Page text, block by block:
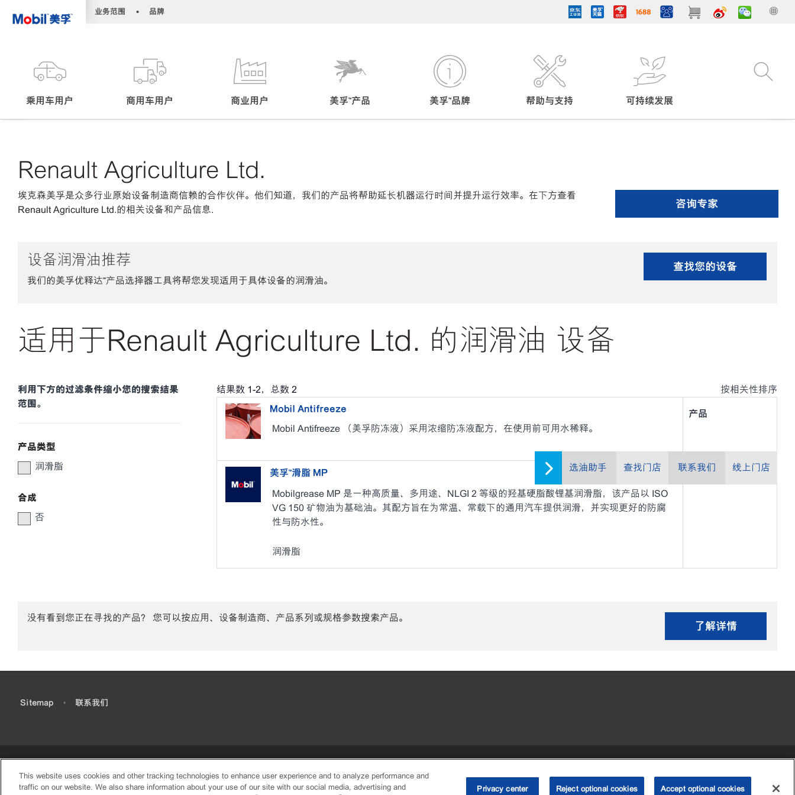
业务范围 • 品牌
乘用车用户 商用车用户 商业用户 美孚™产品 美孚™品牌 帮助与支持 可持续发展
选油助手 查找门店 联系我们 线上门店
Renault Agriculture Ltd.
埃克森美孚是众多行业原始设备制造商信赖的合作伙伴。他们知道，我们的产品将帮助延长机器运行时间并提升运行效率。在下方查看
Renault Agriculture Ltd.的相关设备和产品信息.
咨询专家
设备润滑油推荐
我们的美孚优释达℠产品选择器工具将帮您发现适用于具体设备的润滑油。
查找您的设备
适用于Renault Agriculture Ltd. 的润滑油 设备
利用下方的过滤条件缩小您的搜索结果
范围。
产品类型
润滑脂
合成
否
结果数 1-2，总数 2 按相关性排序
Mobil Antifreeze
Mobil Antifreeze （美孚防冻液）采用浓缩防冻液配方，在使用前可用水稀释。
产品
美孚™滑脂 MP
Mobilgrease MP 是一种高质量、多用途、NLGI 2 等级的羟基硬脂酸锂基润滑脂，该产品以 ISO
VG 150 矿物油为基础油。其配方旨在为常温、常载下的通用汽车提供润滑，并实现更好的防腐
性与防水性。
润滑脂
没有看到您正在寻找的产品？ 您可以按应用、设备制造商、产品系列或规格参数搜索产品。
了解详情
Sitemap • 联系我们
• Privacy center (Do not sell or share my personal information)
2003-2026 埃克森美孚公司版权所有。保留所有权利。
This website uses cookies and other tracking technologies to enhance user experience and to analyze performance and
traffic on our website. We also share information about your use of our site with our social media, advertising and
Privacy center Reject optional cookies Accept optional cookies